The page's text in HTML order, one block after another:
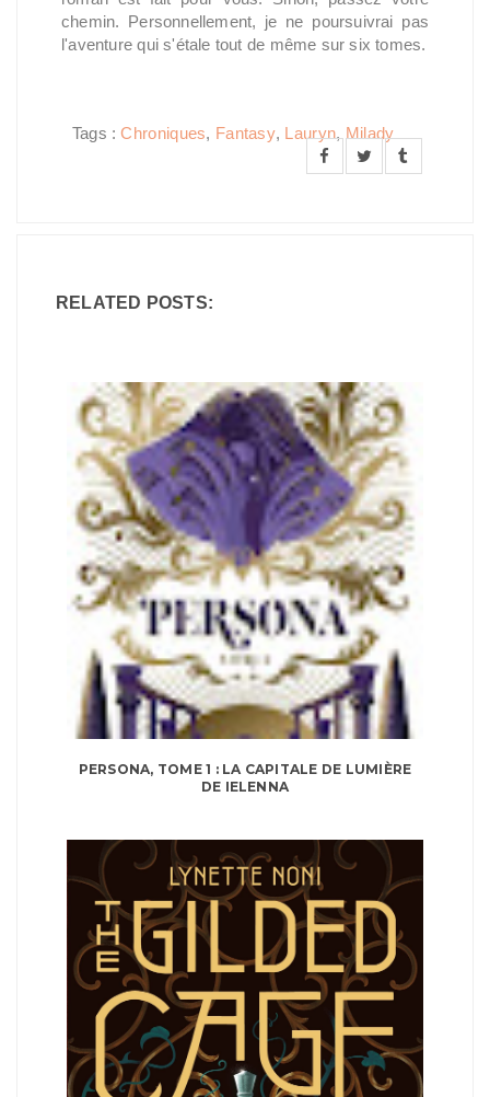
chemin. Personnellement, je ne poursuivrai pas
l'aventure qui s'étale tout de même sur six tomes.
Tags :Chroniques, Fantasy, Lauryn, Milady
RELATED POSTS:
PERSONA, TOME 1 : LA CAPITALE DE LUMIÈRE
DE IELENNA